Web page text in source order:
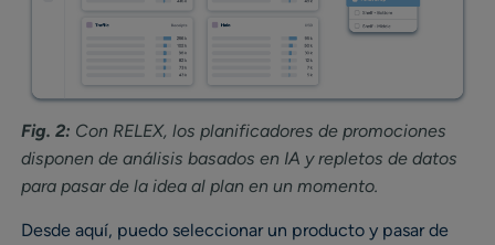
Fig. 2: Con RELEX, los planificadores de promociones
disponen de análisis basados en IA y repletos de datos
para pasar de la idea al plan en un momento.
Desde aquí, puedo seleccionar un producto y pasar de